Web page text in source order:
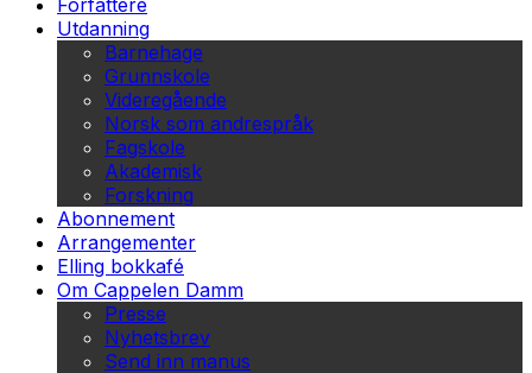
Forfattere
Utdanning
Barnehage
Grunnskole
Videregående
Norsk som andrespråk
Fagskole
Akademisk
Forskning
Abonnement
Arrangementer
Elling bokkafé
Om Cappelen Damm
Presse
Nyhetsbrev
Send inn manus